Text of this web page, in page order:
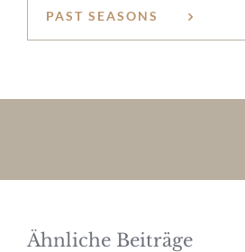
PAST SEASONS
Ähnliche Beiträge